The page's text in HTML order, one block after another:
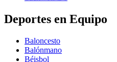
Deportes en Equipo
Baloncesto
Balónmano
Béisbol